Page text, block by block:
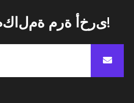
ك لمة م رة أ خ رى!